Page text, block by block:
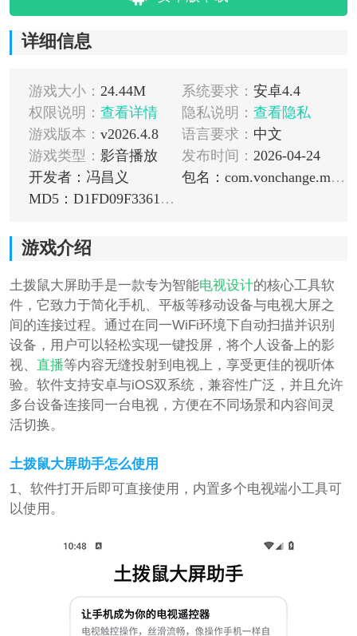
详细信息
游戏大小： 24.44M 系统要求： 安卓4.4
权限说明： 查看详情 隐私说明： 查看隐私
游戏版本： v2026.4.8 语言要求： 中文
游戏类型： 影音播放 发布时间： 2026-04-24
开发者：冯昌义
包名：com.vonchange.marmot
MD5：D1FD09F3361D285A1E800CCCDE47702E
游戏介绍
土拨鼠大屏助手是一款专为智能电视设计的核心工具软
件，它致力于简化手机、平板等移动设备与电视大屏之
间的连接过程。通过在同一WiFi环境下自动扫描并识别
设备，用户可以轻松实现一键投屏，将个人设备上的影
视、 直播等内容无缝投射到电视上，享受更佳的视听体
验。软件支持安卓与iOS双系统，兼容性广泛，并且允许
多台设备连接同一台电视，方便在不同场景和内容间灵
活切换。
土拨鼠大屏助手怎么使用
1、软件打开后即可直接使用，内置多个电视端小工具可
以使用。